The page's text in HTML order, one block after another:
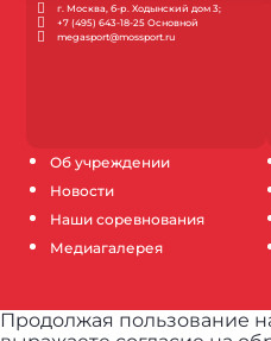
Об учреждении
Новости
Наши соревнования
Медиагалерея
г. Москва, б-р. Ходынский дом 3;
+7 (495) 643-18-25 Основной
megasport@mossport.ru
Продолжая пользование